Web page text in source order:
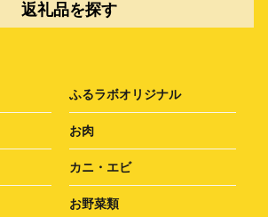
返礼品を探す
ふるラボオリジナル
お肉
カニ・エビ
お野菜類